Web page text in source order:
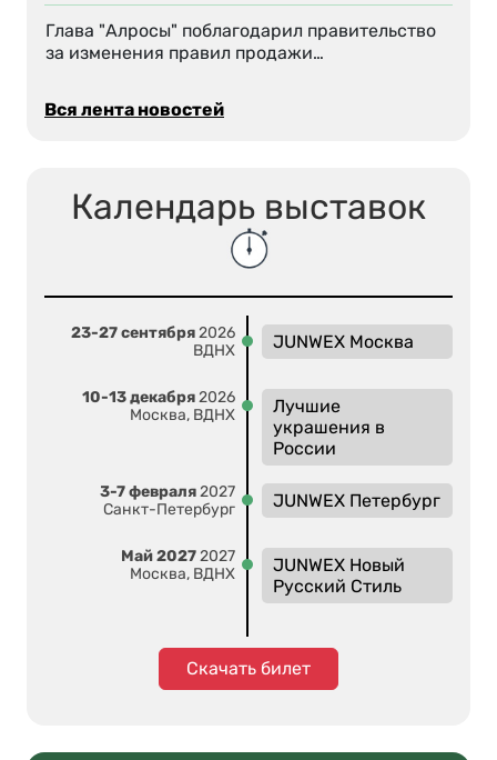
Глава "Алросы" поблагодарил правительство
за изменения правил продажи…
Вся лента новостей
Календарь выставок
23-27 сентября2026
ВДНХ
JUNWEX Москва
10-13 декабря2026
Москва, ВДНХ
Лучшие
украшения в
России
3-7 февраля2027
Санкт-Петербург
JUNWEX Петербург
Май 20272027
Москва, ВДНХ
JUNWEX Новый
Русский Стиль
Скачать билет